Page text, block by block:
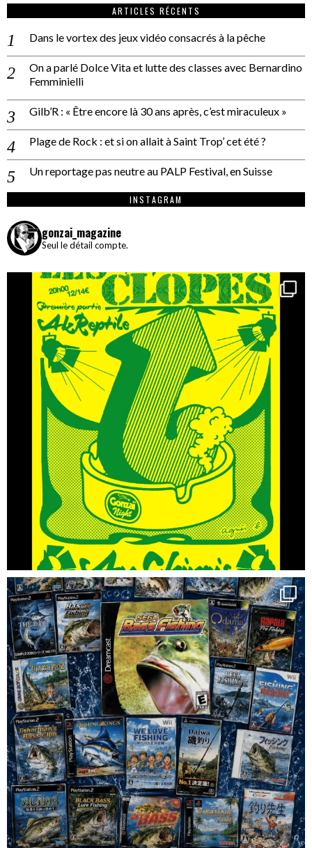
ARTICLES RÉCENTS
Dans le vortex des jeux vidéo consacrés à la pêche
On a parlé Dolce Vita et lutte des classes avec Bernardino
Femminielli
Gilb’R : « Être encore là 30 ans après, c’est miraculeux »
Plage de Rock : et si on allait à Saint Trop’ cet été ?
Un reportage pas neutre au PALP Festival, en Suisse
INSTAGRAM
gonzai_magazine
Seul le détail compte.